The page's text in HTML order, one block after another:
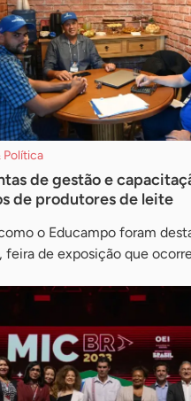
Política
de gestão e
de produtores de leite
o Educampo foram
feira de exposição que